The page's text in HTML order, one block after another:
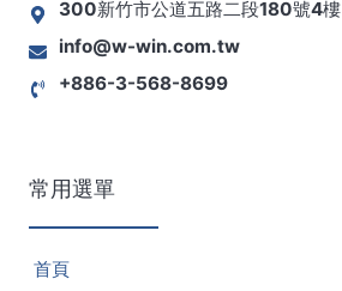
300新竹市公道五路二段180號4樓
info@w-win.com.tw
+886-3-568-8699
常用選單
首頁